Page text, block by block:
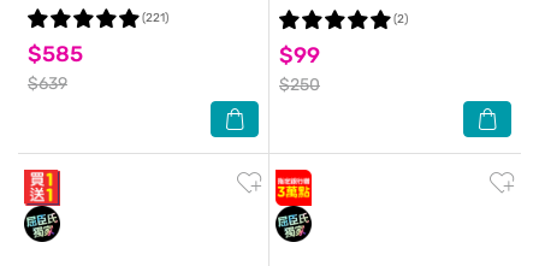
$585
$639
(221)
$99
$250
(2)